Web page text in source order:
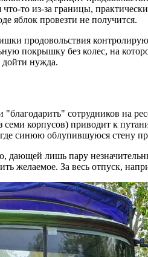
то из-за границы,
яблок провезти не получится.
продовольствия
покрышку без колес, на
нужда.
сотрудников на
корпусов) приводит к
синюю облупившуюся стену
дающей лишь пару
желаемое. За весь отпуск,